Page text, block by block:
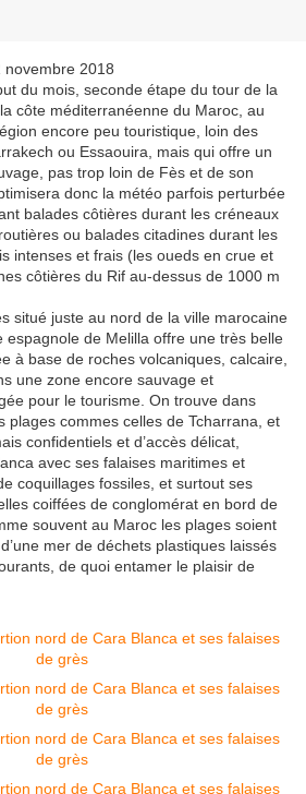
novembre 2018
du mois, seconde étape du tour de la
côte méditerranéenne du Maroc, au
encore peu touristique, loin des
ou Essaouira, mais qui offre un
pas trop loin de Fès et de son
donc la météo parfois perturbée
balades côtières durant les créneaux
ou balades citadines durant les
intenses et frais (les oueds en crue et
côtières du Rif au-dessus de 1000 m
situé juste au nord de la ville marocaine
espagnole de Melilla offre une très belle
à base de roches volcaniques, calcaire,
une zone encore sauvage et
pour le tourisme. On trouve dans
plages commes celles de Tcharrana, et
confidentiels et d’accès délicat,
avec ses falaises maritimes et
coquillages fossiles, et surtout ses
coiffées de conglomérat en bord de
souvent au Maroc les plages soient
mer de déchets plastiques laissés
de quoi entamer le plaisir de